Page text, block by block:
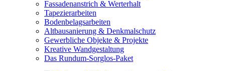
Fassadenanstrich & Werterhalt
Tapezierarbeiten
Bodenbelagsarbeiten
Altbausanierung & Denkmalschutz
Gewerbliche Objekte & Projekte
Kreative Wandgestaltung
Das Rundum-Sorglos-Paket